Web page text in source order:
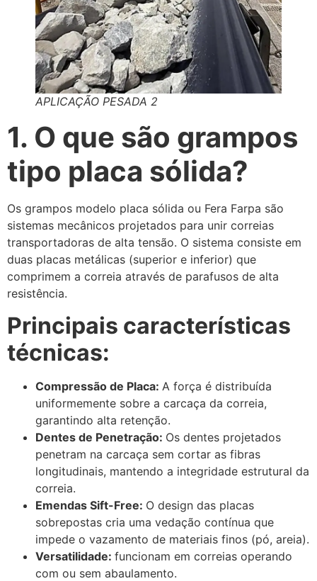
APLICAÇÃO PESADA 2
1. O que são grampos
tipo placa sólida?
Os grampos modelo placa sólida ou Fera Farpa são
sistemas mecânicos projetados para unir correias
transportadoras de alta tensão. O sistema consiste em
duas placas metálicas (superior e inferior) que
comprimem a correia através de parafusos de alta
resistência.
Principais características
técnicas:
Compressão de Placa: A força é distribuída
uniformemente sobre a carcaça da correia,
garantindo alta retenção.
Dentes de Penetração: Os dentes projetados
penetram na carcaça sem cortar as fibras
longitudinais, mantendo a integridade estrutural da
correia.
Emendas Sift-Free: O design das placas
sobrepostas cria uma vedação contínua que
impede o vazamento de materiais finos (pó, areia).
Versatilidade: funcionam em correias operando
com ou sem abaulamento.